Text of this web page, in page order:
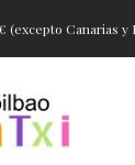
(excepto Canarias y